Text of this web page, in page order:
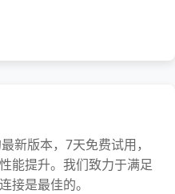
新版本，7天免费试用，
能提升。我们致力于满足
接是最佳的。